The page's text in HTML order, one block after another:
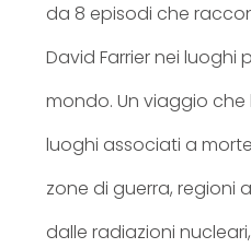
da 8 episodi che
David Farrier nei luoghi
mondo. Un viaggio
luoghi associati a
zone di guerra,
dalle radiazioni